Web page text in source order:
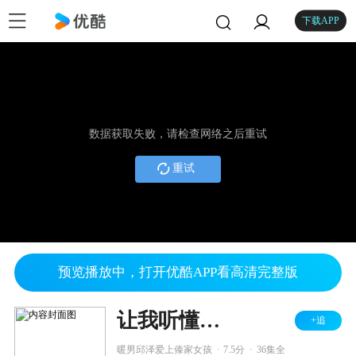
下载APP
数据获取失败，请检查网络之后重试
重试
预览播放中，打开优酷APP看高清完整版
让我听懂你的语言 +追
暖男邱泽爱上傣家女孩 7.5分 36集全